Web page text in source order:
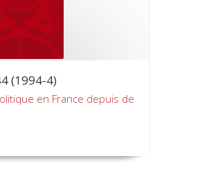
(1994-4)
en France depuis de